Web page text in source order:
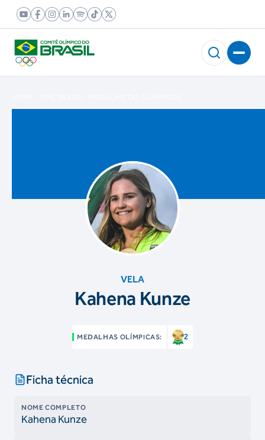
VELA
Kahena Kunze
MEDALHAS OLÍMPICAS: 2
Ficha técnica
NOME COMPLETO
Kahena Kunze